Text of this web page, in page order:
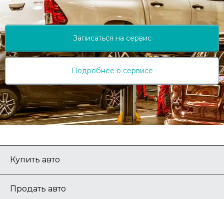
Записаться на сервис
Подробнее о сервисе
Купить авто
Продать авто